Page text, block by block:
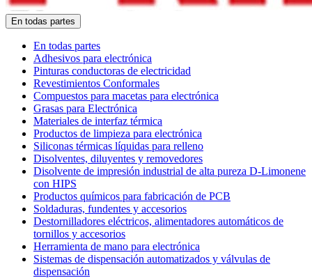
En todas partes
En todas partes
Adhesivos para electrónica
Pinturas conductoras de electricidad
Revestimientos Conformales
Compuestos para macetas para electrónica
Grasas para Electrónica
Materiales de interfaz térmica
Productos de limpieza para electrónica
Siliconas térmicas líquidas para relleno
Disolventes, diluyentes y removedores
Disolvente de impresión industrial de alta pureza D-Limonene
con HIPS
Productos químicos para fabricación de PCB
Soldaduras, fundentes y accesorios
Destornilladores eléctricos, alimentadores automáticos de
tornillos y accesorios
Herramienta de mano para electrónica
Sistemas de dispensación automatizados y válvulas de
dispensación